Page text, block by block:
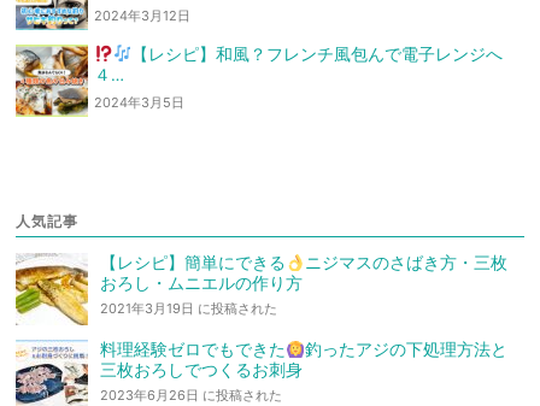
2024年3月12日
【レシピ】和風？フレンチ風包んで電子レンジへ
４…
2024年3月5日
人気記事
【レシピ】簡単にできる
ニジマスのさばき方・三枚
おろし・ムニエルの作り方
2021年3月19日 に投稿された
料理経験ゼロでもできた
釣ったアジの下処理方法と
三枚おろしでつくるお刺身
2023年6月26日 に投稿された